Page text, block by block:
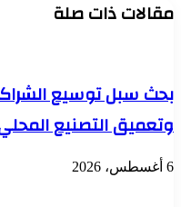
التنوع
لمناقشة
وتكافؤ
الفرص
بين
الجنسين
مقالات ذات صلة
بحث سبل توسيع
وتعميق التصنيع
6 أغسطس، 2026